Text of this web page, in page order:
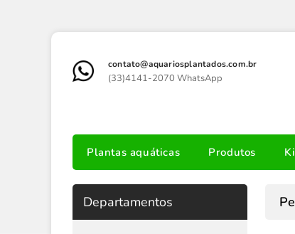
contato@aquariosplantados.com.br
(33)4141-2070 WhatsApp
Plantas aquáticas Produtos
Departamentos